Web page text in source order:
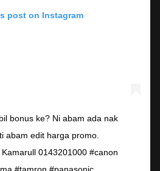
post on Instagram
bonus ke? Ni abam ada nak
abam edit harga promo.
0143201000 #canon